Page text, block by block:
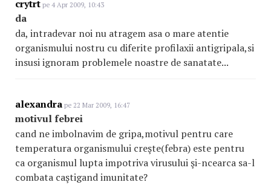
crytrt pe 4 Apr 2009, 10:43
da
da, intradevar noi nu atragem asa o mare atentie
organismului nostru cu diferite profilaxii antigripala,si
insusi ignoram problemele noastre de sanatate...
alexandra pe 22 Mar 2009, 16:47
motivul febrei
cand ne imbolnavim de gripa,motivul pentru care
temperatura organismului creşte(febra) este pentru
ca organismul lupta impotriva virusului şi-ncearca sa-l
combata caştigand imunitate?